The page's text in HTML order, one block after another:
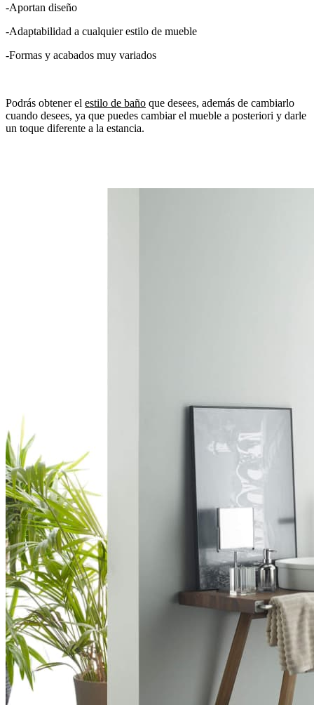
-Aportan diseño
-Adaptabilidad a cualquier estilo de mueble
-Formas y acabados muy variados
Podrás obtener el estilo de baño que desees, además de cambiarlo
cuando desees, ya que puedes cambiar el mueble a posteriori y darle
un toque diferente a la estancia.